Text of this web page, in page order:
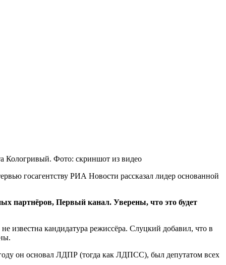
Кологривый. Фото: скриншот из видео
госагентству РИА Новости рассказал лидер основанной
партнёров, Первый канал. Уверены, что это будет
известна кандидатура режиссёра. Слуцкий добавил, что в
он основал ЛДПР (тогда как ЛДПСС), был депутатом всех